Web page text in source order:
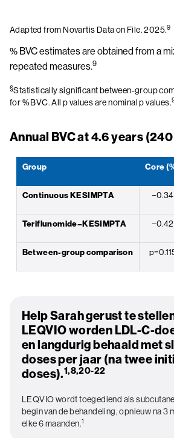
Adapted from Novartis Data on File. 2025.9
% BVC estimates are obtained from a
repeated measures.9
§Statistically significant between-group
for % BVC. All p values are nominal p values.
Annual BVC at 4.6 years
Group Core
Continuous KESIMPTA −0.34
Teriflunomide–KESIMPTA −0.42
Between-group comparison
Help Sarah gerust te
LEQVIO worden LDL-C-
en langdurig behaald met
doses per jaar (na twee
doses).1,8,20-22
LEQVIO wordt toegediend als
begin van de behandeling, opnieuw na 3
elke 6 maanden.1